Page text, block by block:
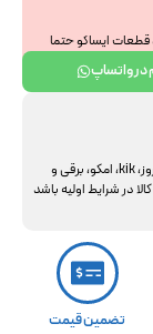
قطعات ایساکو حتما
سپاسگزاریم.
در واتساپ
درخواست مرجوع کردن کالا در گروه اجناس اورجینال (ایساکو، کروز، kik، امکو، برقی و
در شرایط اولیه باشد
تضمین قیمت